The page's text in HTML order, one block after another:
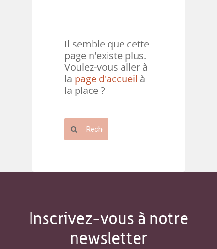
Il semble que cette
page n'existe plus.
Voulez-vous aller à
la page d'accueil à
la place ?
Inscrivez-vous à notre
newsletter